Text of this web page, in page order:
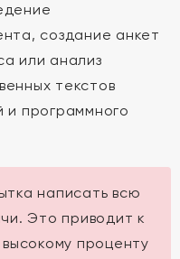
создание анкет
или анализ
текстов
и программного
написать всю
Это приводит к
проценту